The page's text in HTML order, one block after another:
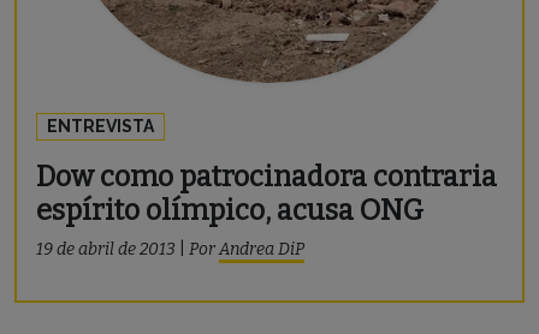
ENTREVISTA
Dow como patrocinadora contraria
espírito olímpico, acusa ONG
19 de abril de 2013 PorAndrea DiP